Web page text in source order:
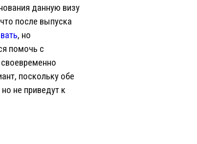
данную визу
после выпуска
, но
помочь с
поскольку обе
не приведут к